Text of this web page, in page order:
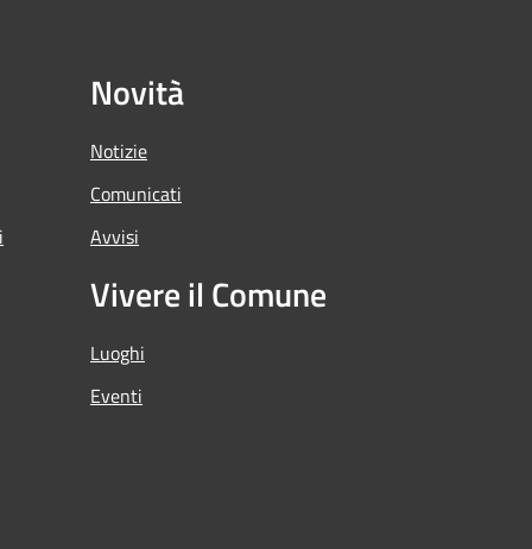
Novità
Notizie
Comunicati
Avvisi
Vivere il Comune
Luoghi
Eventi